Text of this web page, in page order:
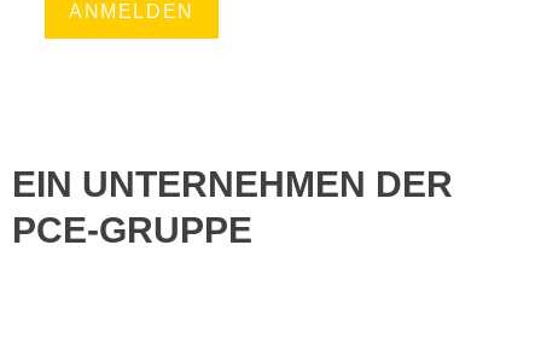
ANMELDEN
EIN UNTERNEHMEN DER
PCE-GRUPPE